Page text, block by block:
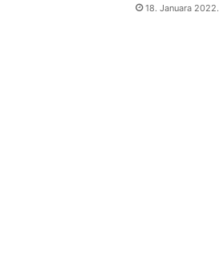
18. Januara 2022.